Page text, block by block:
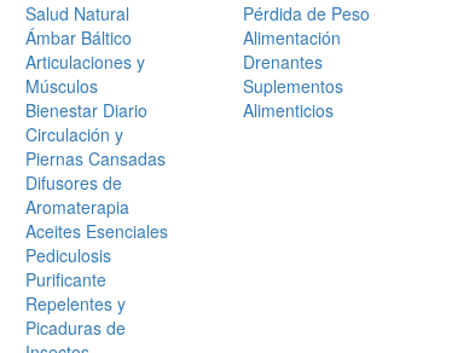
Salud Natural
Ámbar Báltico
Articulaciones y
Músculos
Bienestar Diario
Circulación y
Piernas Cansadas
Difusores de
Aromaterapia
Aceites Esenciales
Pediculosis
Purificante
Repelentes y
Picaduras de
Pérdida de Peso
Alimentación
Drenantes
Suplementos
Alimenticios